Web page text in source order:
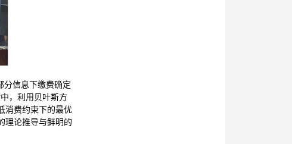
分信息下缴费确定
，利用贝叶斯方
消费约束下的最优
理论推导与鲜明的